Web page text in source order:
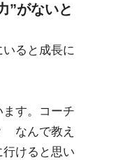
”がないと
ると成長に
ます。コーチ
なんで教え
けると思い